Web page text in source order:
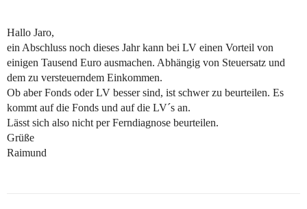
Hallo Jaro,
ein Abschluss noch dieses Jahr kann bei LV einen Vorteil von
einigen Tausend Euro ausmachen. Abhängig von Steuersatz und
dem zu versteuerndem Einkommen.
Ob aber Fonds oder LV besser sind, ist schwer zu beurteilen. Es
kommt auf die Fonds und auf die LV´s an.
Lässt sich also nicht per Ferndiagnose beurteilen.
Grüße
Raimund